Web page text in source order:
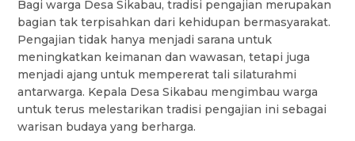
Bagi warga Desa Sikabau, tradisi pengajian merupakan
bagian tak terpisahkan dari kehidupan bermasyarakat.
Pengajian tidak hanya menjadi sarana untuk
meningkatkan keimanan dan wawasan, tetapi juga
menjadi ajang untuk mempererat tali silaturahmi
antarwarga. Kepala Desa Sikabau mengimbau warga
untuk terus melestarikan tradisi pengajian ini sebagai
warisan budaya yang berharga.